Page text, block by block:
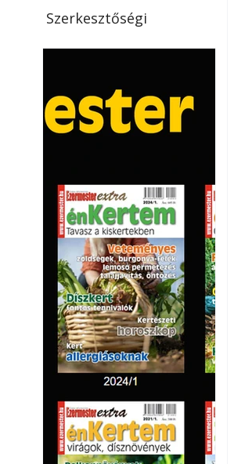
jelentőséget kapott, ahogy a
nyári hőhullámok gyakoribbá és
a megoldást a meleg ellen, ma
már egyre többen keresnek
olyan kültéri hűtési
vendégl
Szerkesztőségi